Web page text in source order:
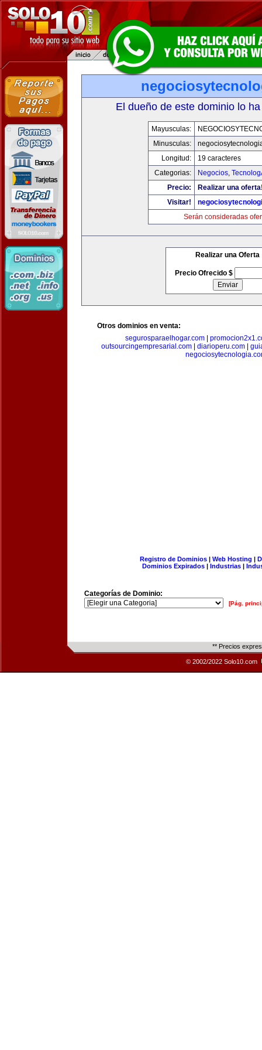
El dueño de este dominio lo
Mayusculas:
Minusculas:
Longitud:
19 caracteres
Categorias:
Negocios,
Precio:
Realizar una
Visitar!
Serán consideradas
Realizar una Oferta
Precio Ofrecido $
Otros dominios en venta:
segurosparaelhogar.com|
outsourcingempresarial.com| diarioperu.com|
Registro de Dominios| Web Hosting |
Dominios Expirados | Industrias |
Categorías de Dominio:
[Pág.
** Precios
© 2002/2022 Solo10.com